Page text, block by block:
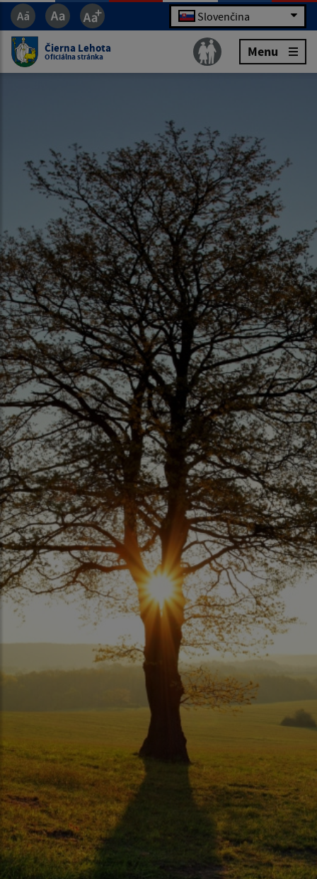
Slovenčina
Čierna Lehota
Oficiálna stránka Menu